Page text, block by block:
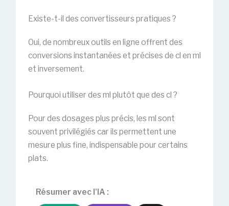
Existe-t-il des convertisseurs pratiques ?
Oui, de nombreux outils en ligne offrent des
conversions instantanées et précises de cl en ml
et inversement.
Pourquoi utiliser des ml plutôt que des cl ?
Pour des dosages plus précis, les ml sont
souvent privilégiés car ils permettent une
mesure plus fine, indispensable pour certains
plats.
Résumer avec l'IA :